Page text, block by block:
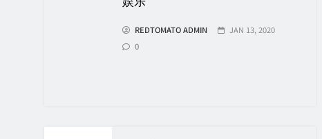
REDTOMATO ADMIN
JAN 13, 2020
0